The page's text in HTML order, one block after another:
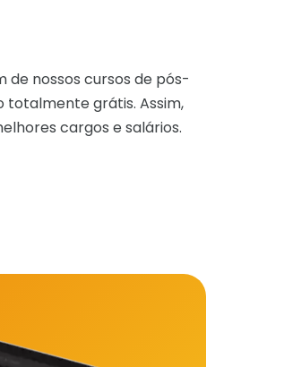
de nossos cursos de pós-
totalmente grátis. Assim,
cargos e salários.